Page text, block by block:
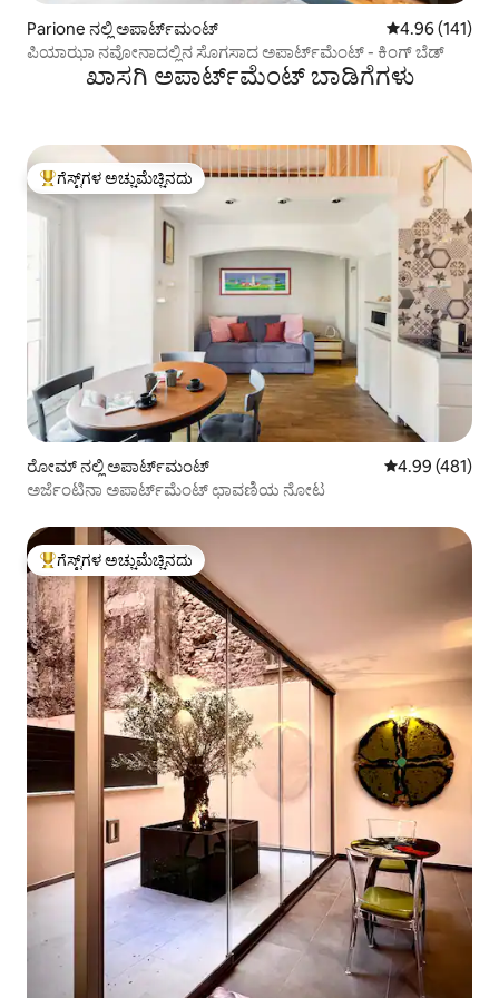
Parione ನಲ್ಲಿ ಅಪಾರ್ಟ್‌ಮಂಟ್ 5 ರಲ್ಲಿ 4.96
4.96 (141)
ಪಿಯಾಝಾ ನವೋನಾದಲ್ಲಿನ ಸೊಗಸಾದ ಅಪಾರ್ಟ್‌ಮೆಂಟ್ - ಕಿಂಗ್ ಬೆಡ್
ಖಾಸಗಿ ಅಪಾರ್ಟ್‌ಮೆಂಟ್ ಬಾಡಿಗೆಗಳು
ಗೆಸ್ಟ್‌ಗಳಿಗೆ ಅತಿ ಹೆಚ್ಚು ಅಚ್ಚುಮೆಚ್ಚಿನದು
ಗೆಸ್ಟ್‌ಗಳ ಅಚ್ಚುಮೆಚ್ಚಿನದು
ರೋಮ್ ನಲ್ಲಿ ಅಪಾರ್ಟ್‌ಮಂಟ್ 5 ರಲ್ಲಿ 4.99
4.99 (481)
ಅರ್ಜೆಂಟಿನಾ ಅಪಾರ್ಟ್‌ಮೆಂಟ್ ಛಾವಣಿಯ ನೋಟ
ಗೆಸ್ಟ್‌ಗಳಿಗೆ ಅತಿ ಹೆಚ್ಚು ಅಚ್ಚುಮೆಚ್ಚಿನದು
ಗೆಸ್ಟ್‌ಗಳ ಅಚ್ಚುಮೆಚ್ಚಿನದು